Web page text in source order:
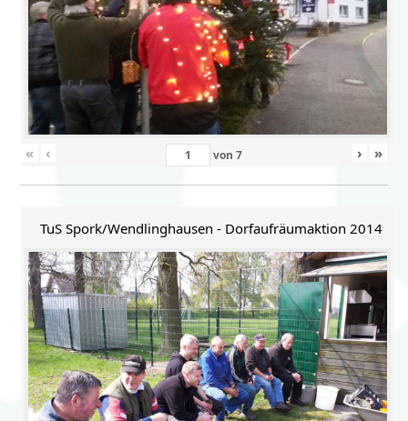
« ‹ von 7 › »
TuS Spork/Wendlinghausen - Dorfaufräumaktion 2014